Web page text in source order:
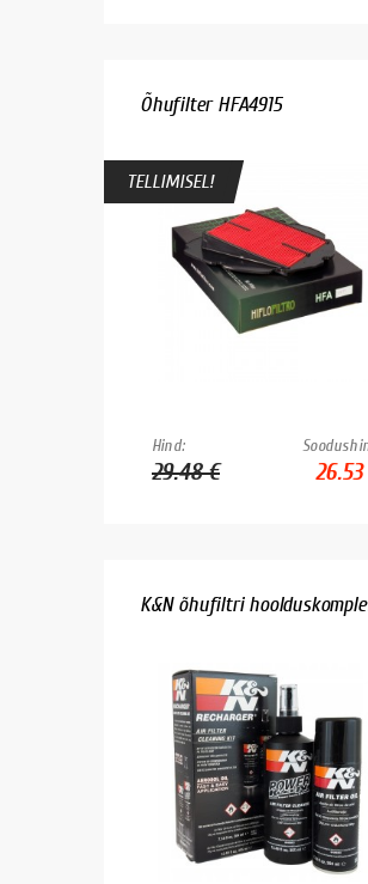
Õhufilter HFA4915
TELLIMISEL!
Hind:
29.48 €
K&N õhufiltri